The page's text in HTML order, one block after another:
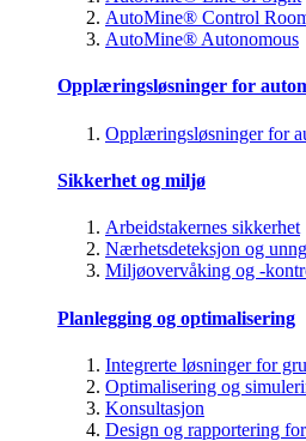
AutoMine® Control
AutoMine® Autonomous
Opplæringsløsninger for
Opplæringsløsninger for
Sikkerhet og miljø
Arbeidstakernes sikkerhet
Nærhetsdeteksjon og
Miljøovervåking og -
Planlegging og optimalisering
Integrerte løsninger for
Optimalisering og
Konsultasjon
Design og rapportering